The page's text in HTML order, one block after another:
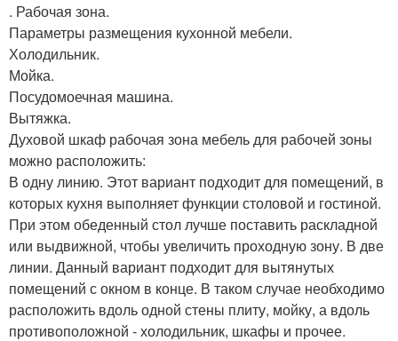
. Рабочая зона.
Параметры размещения кухонной мебели.
Холодильник.
Мойка.
Посудомоечная машина.
Вытяжка.
Духовой шкаф рабочая зона мебель для рабочей зоны
можно расположить:
В одну линию. Этот вариант подходит для помещений, в
которых кухня выполняет функции столовой и гостиной.
При этом обеденный стол лучше поставить раскладной
или выдвижной, чтобы увеличить проходную зону. В две
линии. Данный вариант подходит для вытянутых
помещений с окном в конце. В таком случае необходимо
расположить вдоль одной стены плиту, мойку, а вдоль
противоположной - холодильник, шкафы и прочее.